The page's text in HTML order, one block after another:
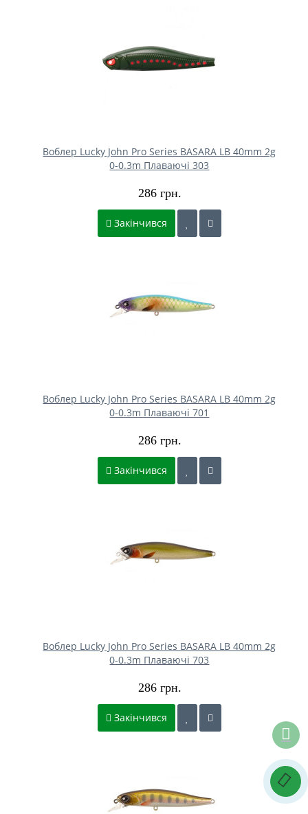
Воблер Lucky John Pro Series BASARA LB 40mm 2g
0-0.3m Плаваючі 303
286 грн.
Закінчився
Воблер Lucky John Pro Series BASARA LB 40mm 2g
0-0.3m Плаваючі 701
286 грн.
Закінчився
Воблер Lucky John Pro Series BASARA LB 40mm 2g
0-0.3m Плаваючі 703
286 грн.
Закінчився